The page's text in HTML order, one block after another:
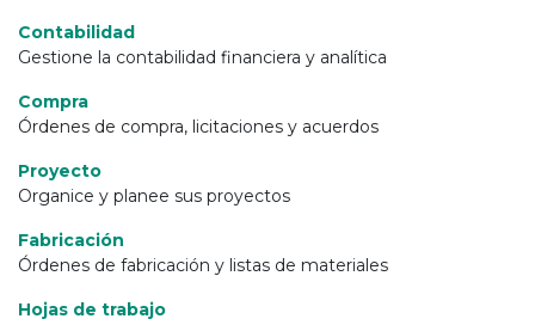
Contabilidad
Gestione la contabilidad financiera y analítica
Compra
Órdenes de compra, licitaciones y acuerdos
Proyecto
Organice y planee sus proyectos
Fabricación
Órdenes de fabricación y listas de materiales
Hojas de trabajo